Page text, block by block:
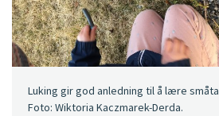
Luking gir god anledning til å lære
Foto: Wiktoria Kaczmarek-Derda.